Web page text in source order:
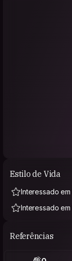
Estilo de Vida
Interessado em
Interessado em
Referências